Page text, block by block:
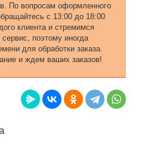
По вопросам оформленного
с 13:00 до 18:00
клиента и стремимся
поэтому иногда
для обработки заказа.
и ждем ваших заказов!